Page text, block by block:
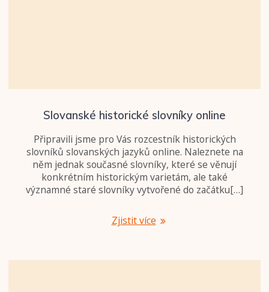
Slovanské historické slovníky online
Připravili jsme pro Vás rozcestník historických
slovníků slovanských jazyků online. Naleznete na
něm jednak současné slovníky, které se věnují
konkrétním historickým varietám, ale také
významné staré slovníky vytvořené do začátku[…]
Zjistit více